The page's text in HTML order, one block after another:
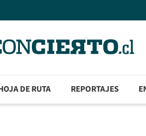
DE RUTA REPORTAJES